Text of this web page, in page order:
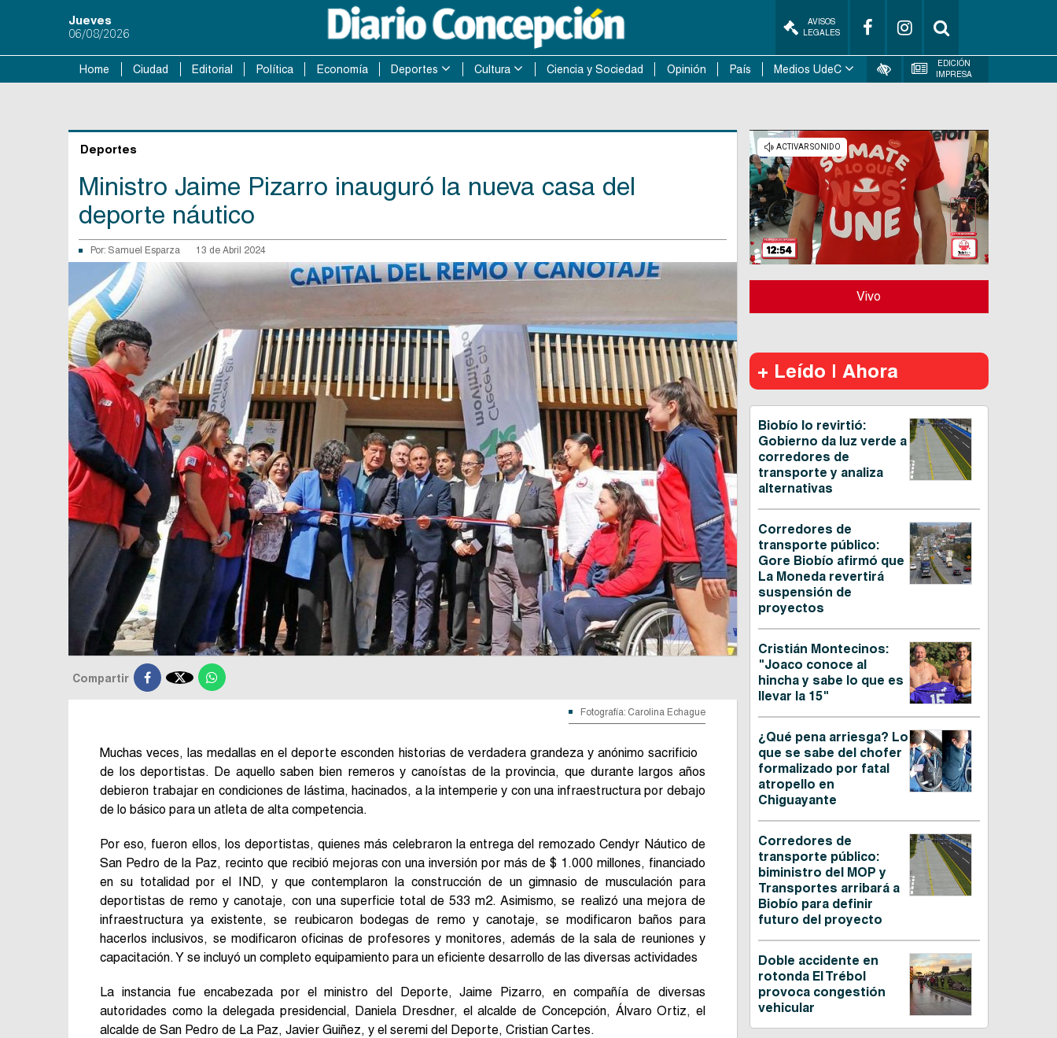
Jueves
06/08/2026
AVISOS
LEGALES
Home Ciudad Editorial Política Economía Deportes Cultura Ciencia y Sociedad Opinión País Medios UdeC
EDICIÓN
IMPRESA
Deportes
Ministro Jaime Pizarro inauguró la nueva casa del
deporte náutico
Por: Samuel Esparza 13 de Abril 2024
Compartir 
Fotografía: Carolina Echague
Muchas veces, las medallas en el deporte esconden historias de verdadera grandeza y anónimo sacrificio
de los deportistas. De aquello saben bien remeros y canoístas de la provincia, que durante largos años
debieron trabajar en condiciones de lástima, hacinados, a la intemperie y con una infraestructura por debajo
de lo básico para un atleta de alta competencia.
Por eso, fueron ellos, los deportistas, quienes más celebraron la entrega del remozado Cendyr Náutico de
San Pedro de la Paz, recinto que recibió mejoras con una inversión por más de $ 1.000 millones, financiado
en su totalidad por el IND, y que contemplaron la construcción de un gimnasio de musculación para
deportistas de remo y canotaje, con una superficie total de 533 m2. Asimismo, se realizó una mejora de
infraestructura ya existente, se reubicaron bodegas de remo y canotaje, se modificaron baños para
hacerlos inclusivos, se modificaron oficinas de profesores y monitores, además de la sala de reuniones y
capacitación. Y se incluyó un completo equipamiento para un eficiente desarrollo de las diversas actividades
La instancia fue encabezada por el ministro del Deporte, Jaime Pizarro, en compañía de diversas
autoridades como la delegada presidencial, Daniela Dresdner, el alcalde de Concepción, Álvaro Ortiz, el
alcalde de San Pedro de La Paz, Javier Guiñez, y el seremi del Deporte, Cristian Cartes.
Vivo
+ Leído | Ahora
Biobío lo revirtió:
Gobierno da luz verde a
corredores de
transporte y analiza
alternativas
Corredores de
transporte público:
Gore Biobío afirmó que
La Moneda revertirá
suspensión de
proyectos
Cristián Montecinos:
"Joaco conoce al
hincha y sabe lo que es
llevar la 15"
¿Qué pena arriesga? Lo
que se sabe del chofer
formalizado por fatal
atropello en
Chiguayante
Corredores de
transporte público:
biministro del MOP y
Transportes arribará a
Biobío para definir
futuro del proyecto
Doble accidente en
rotonda El Trébol
provoca congestión
vehicular